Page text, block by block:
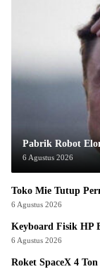
Pabrik Robot
6 Agustus 2026
Toko Mie Tutup
6 Agustus 2026
Keyboard Fisik HP
6 Agustus 2026
Roket SpaceX 4